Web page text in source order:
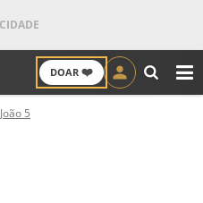
DOAR ❤️
João 5